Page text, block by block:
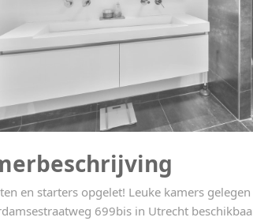
en starters opgelet! Leuke kamers
699bis in Utrecht